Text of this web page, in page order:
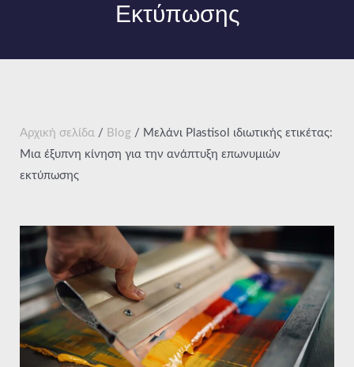
Εκτύπωσης
Αρχική σελίδα / Blog / Μελάνι Plastisol ιδιωτικής ετικέτας:
Μια έξυπνη κίνηση για την ανάπτυξη επωνυμιών
εκτύπωσης